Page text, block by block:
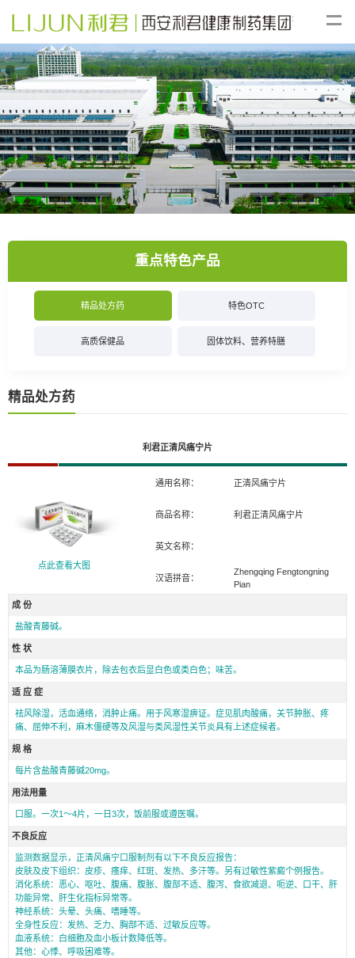
重点特色产品
精品处方药 特色OTC
高质保健品 固体饮料、营养特膳
精品处方药
利君正清风痛宁片
点此查看大图
通用名称： 正清风痛宁片
商品名称： 利君正清风痛宁片
英文名称：
汉语拼音：
Zhengqing Fengtongning
Pian
成 份
盐酸青藤碱。
性 状
本品为肠溶薄膜衣片，除去包衣后显白色或类白色；味苦。
适 应 症
祛风除湿，活血通络，消肿止痛。用于风寒湿痹证。症见肌肉酸痛，关节肿胀、疼
痛、屈伸不利，麻木僵硬等及风湿与类风湿性关节炎具有上述症候者。
规 格
每片含盐酸青藤碱20mg。
用法用量
口服。一次1～4片，一日3次，饭前服或遵医嘱。
不良反应
监测数据显示，正清风痛宁口服制剂有以下不良反应报告：
皮肤及皮下组织：皮疹、瘙痒、红斑、发热、多汗等。另有过敏性紫癜个例报告。
消化系统：恶心、呕吐、腹痛、腹胀、腹部不适、腹泻、食欲减退、呃逆、口干、肝
功能异常、肝生化指标异常等。
神经系统：头晕、头痛、嗜睡等。
全身性反应：发热、乏力、胸部不适、过敏反应等。
血液系统：白细胞及血小板计数降低等。
其他：心悸、呼吸困难等。